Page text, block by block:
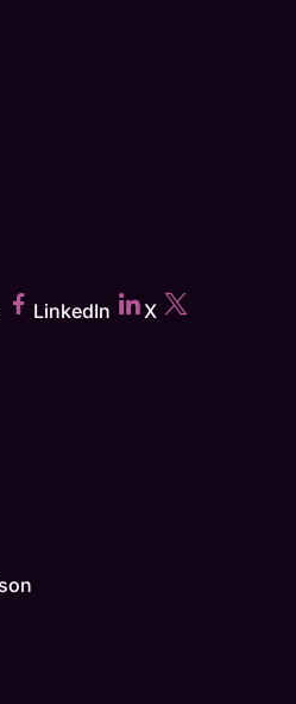
LinkedIn X